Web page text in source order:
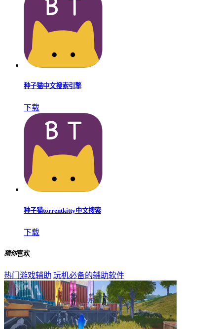
种子猫中文搜索引擎
下载
种子猫torrentkitty中文搜索
下载
猜你喜欢
热门游戏辅助 玩机必备的辅助软件